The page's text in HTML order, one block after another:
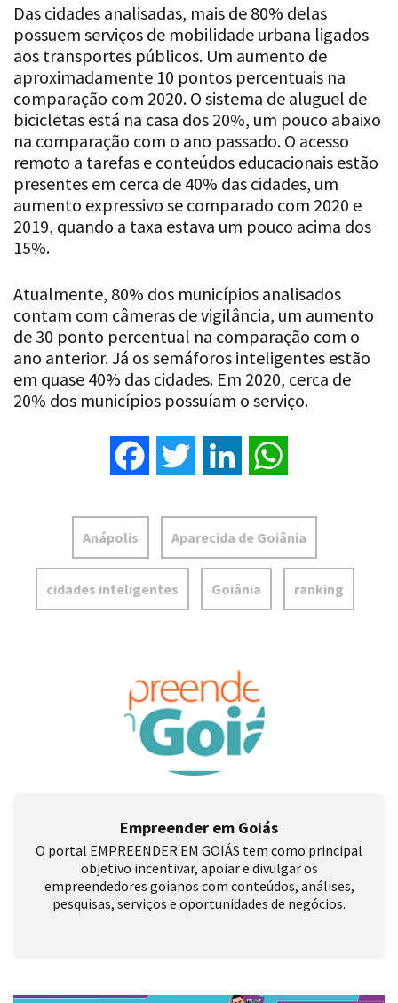
Das cidades analisadas, mais de 80% delas
possuem serviços de mobilidade urbana ligados
aos transportes públicos. Um aumento de
aproximadamente 10 pontos percentuais na
comparação com 2020. O sistema de aluguel de
bicicletas está na casa dos 20%, um pouco abaixo
na comparação com o ano passado. O acesso
remoto a tarefas e conteúdos educacionais estão
presentes em cerca de 40% das cidades, um
aumento expressivo se comparado com 2020 e
2019, quando a taxa estava um pouco acima dos
15%.
Atualmente, 80% dos municípios analisados
contam com câmeras de vigilância, um aumento
de 30 ponto percentual na comparação com o
ano anterior. Já os semáforos inteligentes estão
em quase 40% das cidades. Em 2020, cerca de
20% dos municípios possuíam o serviço.
Facebook Twitter LinkedIn
Anápolis Aparecida de Goiânia
cidades inteligentes Goiânia ranking
Empreender em Goiás
O portal EMPREENDER EM GOIÁS tem como principal
objetivo incentivar, apoiar e divulgar os
empreendedores goianos com conteúdos, análises,
pesquisas, serviços e oportunidades de negócios.